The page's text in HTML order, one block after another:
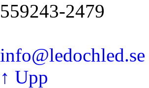
559243-2479
info@ledochled.se
↑ Upp